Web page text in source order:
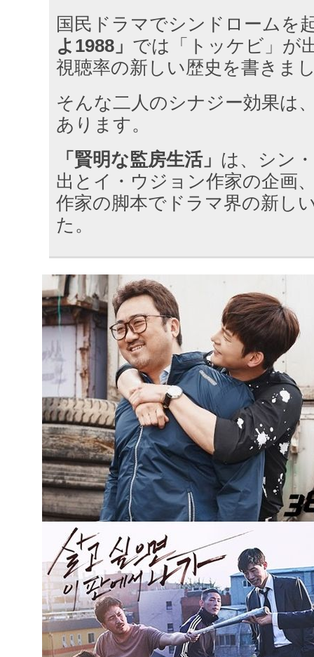
国民ドラマでシンドロームを
よ1988」 では「トッケビ」が
視聴率の新しい歴史を書きま
そんな二人のシナジー効果は
あります。
「賢明な監房生活」 は、シン
出とイ・ウジョン作家の企画
作家の脚本でドラマ界の新し
た。